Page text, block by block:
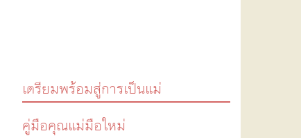
เตรียมพร้อมสู่การเป็นแม่
คู่มือคุณแม่มือใหม่